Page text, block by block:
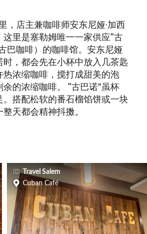
，店主兼咖啡师安东尼娅·加西
里是塞勒姆唯一一家供应“古
巴咖啡）的咖啡馆。安东尼娅
，都会先在小杯中放入几茶匙
热浓缩咖啡，搅打成甜美的泡
的浓缩咖啡。 “古巴诺”虽杯
。搭配松软的番石榴馅饼或一块
天都会精神抖擞。
Travel Salem
Cuban Café